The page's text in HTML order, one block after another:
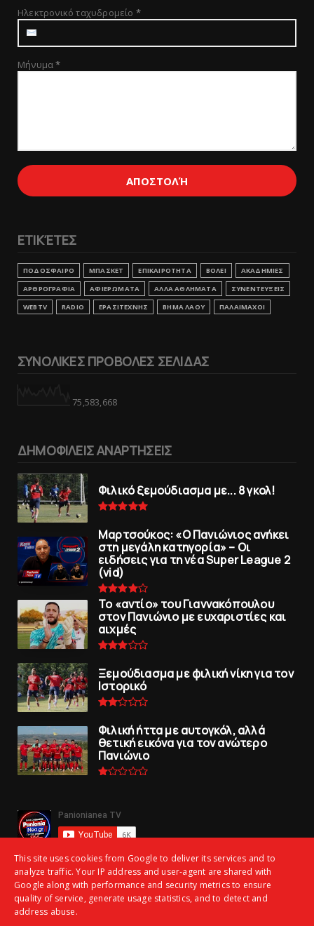
Ηλεκτρονικό ταχυδρομείο *
Μήνυμα*
ΕΤΙΚΈΤΕΣ
ΠΟΔΟΣΦΑΙΡΟ ΜΠΑΣΚΕΤ ΕΠΙΚΑΙΡΟΤΗΤΑ ΒΟΛΕΙ
ΑΚΑΔΗΜΙΕΣ
ΑΡΘΡΟΓΡΑΦΙΑ
ΑΦΙΕΡΩΜΑΤΑ ΑΛΛΑ ΑΘΛΗΜΑΤΑ
ΣΥΝΕΝΤΕΥΞΕΙΣ
WEBTV
RADIO ΕΡΑΣΙΤΕΧΝΗΣ ΒΗΜΑ ΛΑΟΥ ΠΑΛΑΙΜΑΧΟΙ
ΣΥΝΟΛΙΚΕΣ ΠΡΟΒΟΛΕΣ ΣΕΛΙΔΑΣ
75,583,668
ΔΗΜΟΦΙΛΕΙΣ ΑΝΑΡΤΗΣΕΙΣ
Φιλικό ξεμούδιασμα με... 8 γκολ!
Μαρτσούκος: «Ο Πανιώνιος ανήκει
στη μεγάλη κατηγορία» – Οι
ειδήσεις για τη νέα Super League 2
(vid)
To «αντίο» του Γιαννακόπουλου
στον Πανιώνιο με ευχαριστίες και
αιχμές
Ξεμούδιασμα με φιλική νίκη για τoν
Iστορικό
Φιλική ήττα με αυτογκόλ, αλλά
θετική εικόνα για τον ανώτερo
Πανιώνιo
This site uses cookies from Google to deliver its services and to
analyze traffic. Your IP address and user-agent are shared with
Google along with performance and security metrics to ensure
quality of service, generate usage statistics, and to detect and
address abuse.